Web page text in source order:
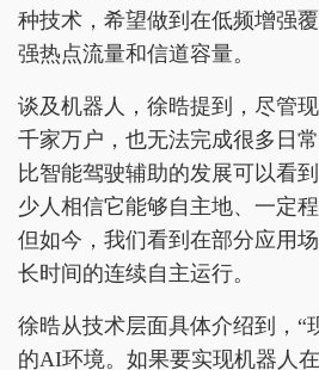
种技术，希望做到在低频增强
强热点流量和信道容量。
谈及机器人，徐晧提到，尽管
千家万户，也无法完成很多日
比智能驾驶辅助的发展可以看
少人相信它能够自主地、一定
但如今，我们看到在部分应用
长时间的连续自主运行。
徐晧从技术层面具体介绍到，“
的AI环境。如果要实现机器人